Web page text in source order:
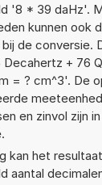
'8 * 39 daHz'.
kunnen ook
de conversie.
Decahertz + 76
= ? cm^3'. De
en zinvol zijn
kan het
aantal